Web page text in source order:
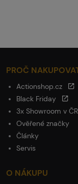
PROČ
Actionshop.cz
Black Friday
3x Showroom v ČR
Ověřené značky
Články
Servis
O NÁKUPU